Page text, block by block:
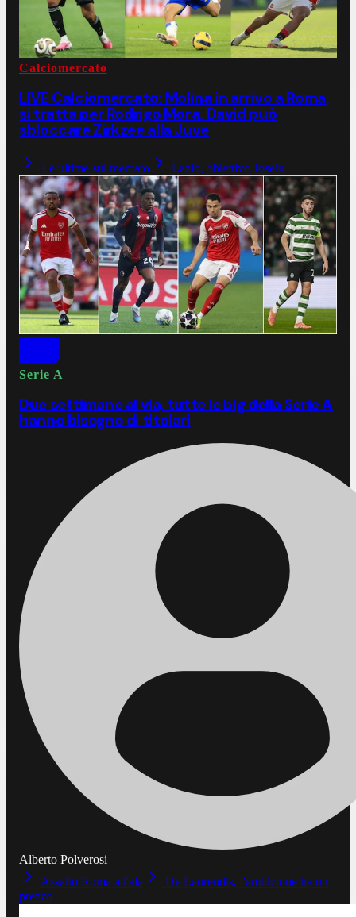
Calciomercato
LIVE Calciomercato: Molina in arrivo a Roma,
si tratta per Rodrigo Mora. David può
sbloccare Zirkzee alla Juve
Le ultime sul mercato Lazio, obiettivo Joselu
Serie A
Due settimane al via, tutte le big della Serie A
hanno bisogno di titolari
Alberto Polverosi
Assalto Roma all'ala
De Laurentiis, l'ambizione ha un
prezzo